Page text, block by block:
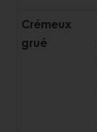
Crémeux
grué